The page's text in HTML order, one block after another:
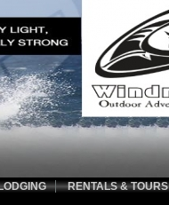
RENTALS & TOURS